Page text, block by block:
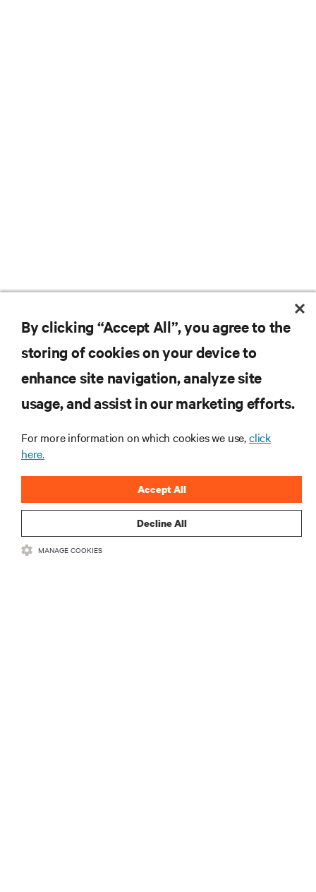
Nie przegap żadnej oferty
Dołącz do naszej listy mailingowej i
otrzymuj najnowsze informacje o
produktach oraz aktualności branżowe
od Vertiv.
By clicking “Accept All”, you agree to the
storing of cookies on your device to
enhance site navigation, analyze site
usage, and assist in our marketing efforts.
For more information on which cookies we use,click
here.
Decline All
Accept All
MANAGE COOKIES